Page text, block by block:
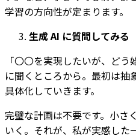
学習の方向性が定まります。
生成 AI に質問してみる
「〇〇を実現したいが、ど
に聞くところから。最初は抽
具体化していきます。
完璧な計画は不要です。小さ
いく。それが、私が実感した